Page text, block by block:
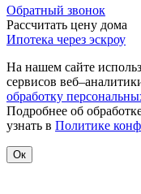
Обратный звонок
Рассчитать цену дома
Ипотека через эскроу
На нашем сайте
сервисов
обработку
Подробнее об
узнать в Политике
Ок